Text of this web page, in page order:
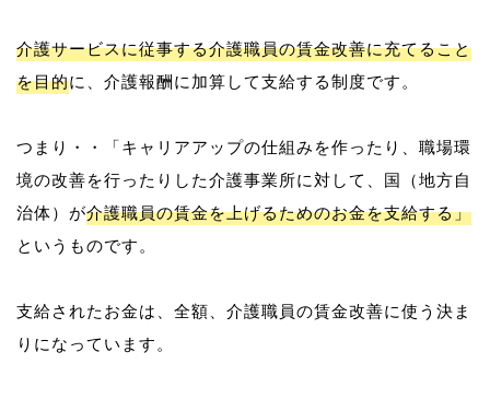
介護サービスに従事する介護職員の賃金改善に充てること
を目的に、介護報酬に加算して支給する制度です。
つまり・・「キャリアアップの仕組みを作ったり、職場環
境の改善を行ったりした介護事業所に対して、国（地方自
治体）が介護職員の賃金を上げるためのお金を支給する」
というものです。
支給されたお金は、全額、介護職員の賃金改善に使う決ま
りになっています。